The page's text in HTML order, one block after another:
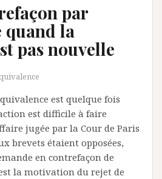
par
quand la
pas nouvelle
est quelque fois
est difficile à faire
jugée par la Cour de Paris
brevets étaient opposées,
en contrefaçon de
la motivation du rejet de